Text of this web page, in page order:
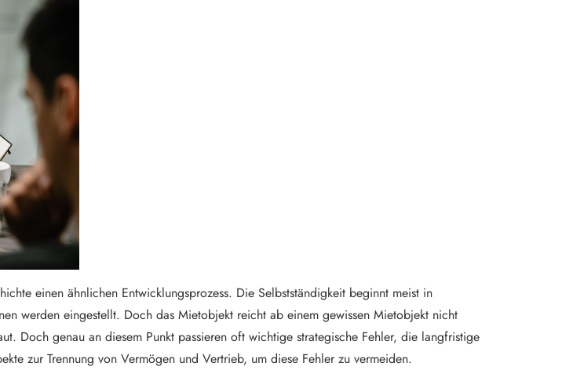
einen ähnlichen Entwicklungsprozess. Die Selbstständigkeit beginnt meist in
werden eingestellt. Doch das Mietobjekt reicht ab einem gewissen Mietobjekt nicht
Doch genau an diesem Punkt passieren oft wichtige strategische Fehler, die langfristige
zur Trennung von Vermögen und Vertrieb, um diese Fehler zu vermeiden.